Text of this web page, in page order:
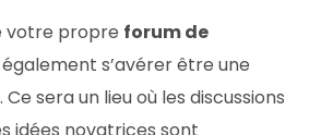
votre propre forum de
s’avérer être une
sera un lieu où les discussions
idées novatrices sont